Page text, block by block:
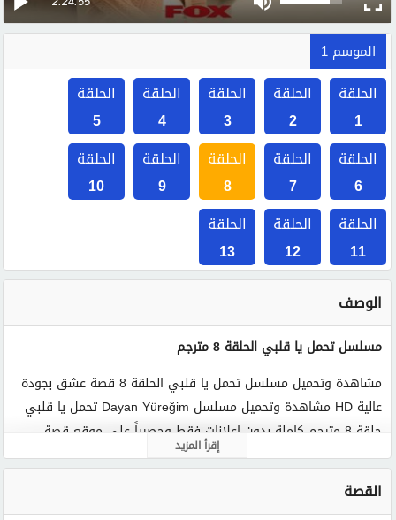
الموسم 1
الحلقة
1
الحلقة
2
الحلقة
3
الحلقة
4
الحلقة
5
الحلقة
6
الحلقة
7
الحلقة
8
الحلقة
9
الحلقة
10
الحلقة
11
الحلقة
12
الحلقة
13
الوصف
مسلسل تحمل يا قلبي الحلقة 8 مترجم
مشاهدة وتحميل مسلسل تحمل يا قلبي الحلقة 8 قصة عشق بجودة
عالية HD مشاهدة وتحميل مسلسل Dayan Yüreğim‎ تحمل يا قلبي
حلقة 8 مترجم كاملة بدون اعلانات فقط وحصرياً على موقع قصة
عشق فيديو.
إقرأ المزيد
القصة